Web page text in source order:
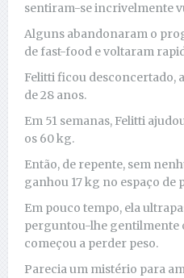
sentiram-se incrivelmente
Alguns abandonaram o
de fast-food e voltaram
Felitti ficou desconcertado,
de 28 anos.
Em 51 semanas, Felitti
os 60 kg.
Então, de repente, sem
ganhou 17 kg no espaço de
Em pouco tempo, ela
perguntou-lhe gentilmente
começou a perder peso.
Parecia um mistério para